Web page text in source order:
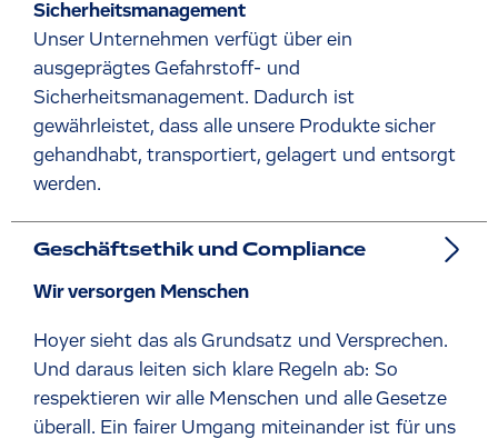
Sicherheitsmanagement
Unser Unternehmen verfügt über ein
ausgeprägtes Gefahrstoff- und
Sicherheitsmanagement. Dadurch ist
gewährleistet, dass alle unsere Produkte sicher
gehandhabt, transportiert, gelagert und entsorgt
werden.
Geschäftsethik und Compliance
Wir versorgen Menschen
Hoyer sieht das als Grundsatz und Versprechen.
Und daraus leiten sich klare Regeln ab: So
respektieren wir alle Menschen und alle Gesetze
überall. Ein fairer Umgang miteinander ist für uns